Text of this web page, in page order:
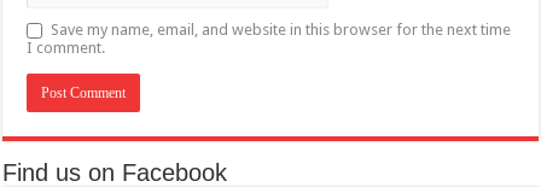
Save my name, email, and website in this browser for the next time
I comment.
Find us on Facebook